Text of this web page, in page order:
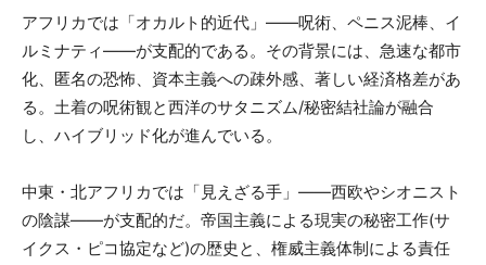
アフリカでは「オカルト的近代」——呪術、ペニス泥棒、イ
ルミナティ——が支配的である。その背景には、急速な都市
化、匿名の恐怖、資本主義への疎外感、著しい経済格差があ
る。土着の呪術観と西洋のサタニズム/秘密結社論が融合
し、ハイブリッド化が進んでいる。
中東・北アフリカでは「見えざる手」——西欧やシオニスト
の陰謀——が支配的だ。帝国主義による現実の秘密工作(サ
イクス・ピコ協定など)の歴史と、権威主義体制による責任